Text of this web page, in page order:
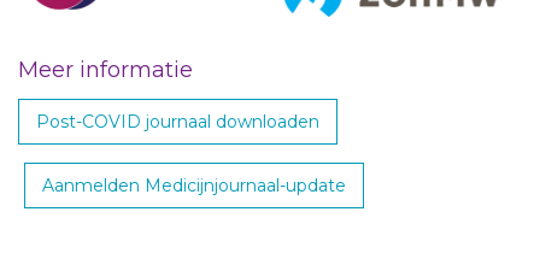
Meer informatie
Post-COVID journaal downloaden
Aanmelden Medicijnjournaal-update